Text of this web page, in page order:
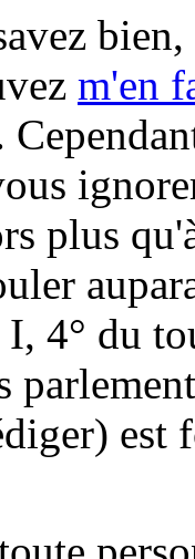
m'en
plus
4° du
est